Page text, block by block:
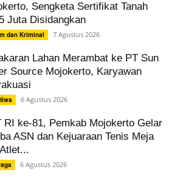
Sengketa Sertifikat Tanah
Juta Disidangkan
dan Kriminal 7 Agustus 2026
Lahan Merambat ke PT Sun
Source Mojokerto, Karyawan
6 Agustus 2026
RI ke-81, Pemkab Mojokerto Gelar
ASN dan Kejuaraan Tenis Meja
6 Agustus 2026